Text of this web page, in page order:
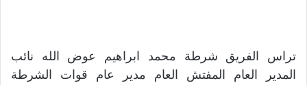
تراس الفريق شرطة محمد ابراهيم عوض الله نائب
المدير العام المفتش العام مدير عام قوات الشرطة